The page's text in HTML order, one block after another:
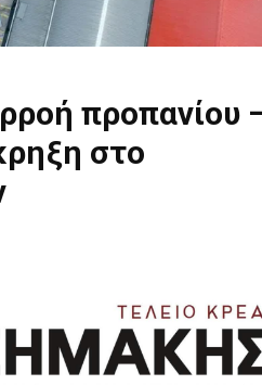
προπανίου
στο